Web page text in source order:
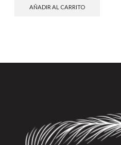
AÑADIR AL CARRITO